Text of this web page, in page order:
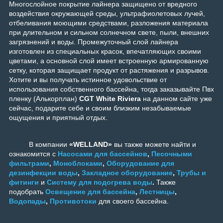
Многослойное покрытие лайнера защищено от вредного
воздействия окружающей среды, ультрафиолетовых лучей,
отбеливания моющими средствами, разложения материала
при длительном и сильном солнечном свете, пыли, внешних
загрязнений и воды. Промежуточный слой лайнера
изготовлен из специальных красок, впечатляющих своими
цветами, а основной слой имеет встроенную армированную
сетку, которая защищает продукт от растяжения и разрывов.
Хотите и вы получать истинное удовольствие от
использования собственного бассейна, тогда заказывайте Пвх
пленку (Алькорплан) CGT White Riviera на данном сайте уже
сейчас, подарите себе и своим близким незабываемые
ощущения и приятный отдых.
В компании «WELLAND» вы также можете найти и
ознакомится с Насосами для бассейнов, Песочными
фильтрами, Моноблоками, Оборудование для
дезинфекции воды, Закладное оборудование, Трубы и
фитинги и Систему для подогрева воды. Также
подобрать Освещение для бассейна, Лестницы,
Водопады, Противотоки для своего бассейна.